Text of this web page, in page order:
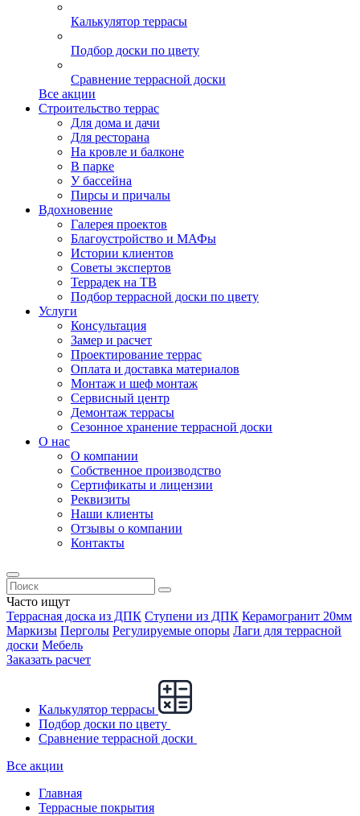
Калькулятор террасы
Подбор доски по цвету
Сравнение террасной доски
Все акции
Строительство террас
Для дома и дачи
Для ресторана
На кровле и балконе
В парке
У бассейна
Пирсы и причалы
Вдохновение
Галерея проектов
Благоустройство и МАФы
Истории клиентов
Советы экспертов
Террадек на ТВ
Подбор террасной доски по цвету
Услуги
Консультация
Замер и расчет
Проектирование террас
Оплата и доставка материалов
Монтаж и шеф монтаж
Сервисный центр
Демонтаж террасы
Сезонное хранение террасной доски
О нас
О компании
Собственное производство
Сертификаты и лицензии
Реквизиты
Наши клиенты
Отзывы о компании
Контакты
Часто ищут
Террасная доска из ДПК Ступени из ДПК Керамогранит 20мм
Маркизы Перголы Регулируемые опоры Лаги для террасной
доски Мебель
Заказать расчет
Калькулятор террасы
Подбор доски по цвету
Сравнение террасной доски
Все акции
Главная
Террасные покрытия